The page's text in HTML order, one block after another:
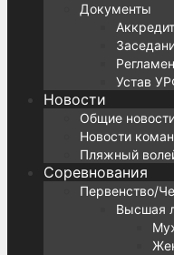
Документы
Устав
Новости
Общие
Новости
Пляжный
Соревнования
Первенство/
Высшая